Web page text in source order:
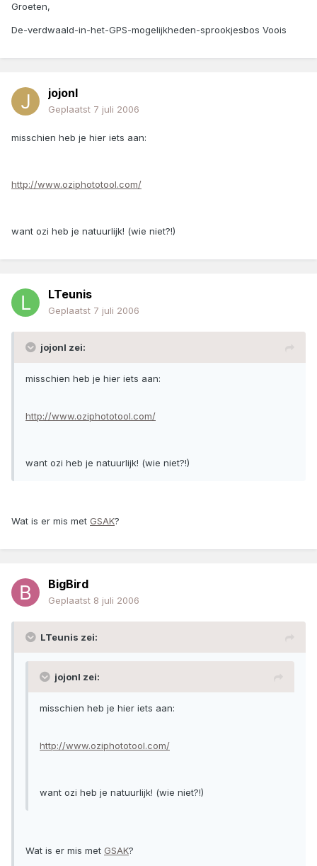
Groeten,
De-verdwaald-in-het-GPS-mogelijkheden-sprookjesbos Voois
jojonl
Geplaatst 7 juli 2006
misschien heb je hier iets aan:
http://www.oziphototool.com/
want ozi heb je natuurlijk! (wie niet?!)
LTeunis
Geplaatst 7 juli 2006
jojonl zei:
misschien heb je hier iets aan:
http://www.oziphototool.com/
want ozi heb je natuurlijk! (wie niet?!)
Wat is er mis met GSAK?
BigBird
Geplaatst 8 juli 2006
LTeunis zei:
jojonl zei:
misschien heb je hier iets aan:
http://www.oziphototool.com/
want ozi heb je natuurlijk! (wie niet?!)
Wat is er mis met GSAK?